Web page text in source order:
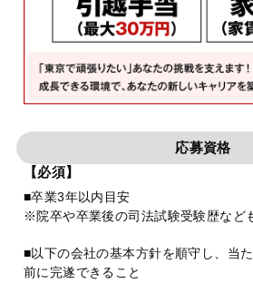
応募資格
【必須】
■卒業3年以内目安
※院卒や卒業後の司法試験受験歴など
■以下の会社の基本方針を順守し、当
前に完遂できること